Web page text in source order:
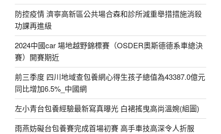
防控疫情 濟寧高新區公共場合森和診所減重舉措措施消殺
功課再進級
2024中國car 場地越野錦標賽（OSDER奧斯德德系車總決
賽）開賽期近
前三季度 四川地域查包養網心得生孩子總值為43387.0億元
同比增加6.5%_中國網
左小青台包養經驗最新寫真曝光 白裙搖曳高尚溫婉(組圖)
雨燕妨礙台包養賽完成首場初賽 高手車技高深令人折服